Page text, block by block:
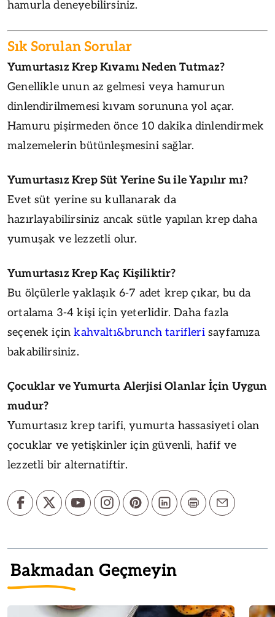
hamurla deneyebilirsiniz.
Sık Sorulan Sorular
Yumurtasız Krep Kıvamı Neden Tutmaz?
Genellikle unun az gelmesi veya hamurun
dinlendirilmemesi kıvam sorununa yol açar.
Hamuru pişirmeden önce 10 dakika dinlendirmek
malzemelerin bütünleşmesini sağlar.
Yumurtasız Krep Süt Yerine Su ile Yapılır mı?
Evet süt yerine su kullanarak da
hazırlayabilirsiniz ancak sütle yapılan krep daha
yumuşak ve lezzetli olur.
Yumurtasız Krep Kaç Kişiliktir?
Bu ölçülerle yaklaşık 6-7 adet krep çıkar, bu da
ortalama 3-4 kişi için yeterlidir. Daha fazla
seçenek içinkahvaltı&brunch tariflerisayfamıza
bakabilirsiniz.
Çocuklar ve Yumurta Alerjisi Olanlar İçin Uygun
mudur?
Yumurtasız krep tarifi, yumurta hassasiyeti olan
çocuklar ve yetişkinler için güvenli, hafif ve
lezzetli bir alternatiftir.
Bakmadan Geçmeyin